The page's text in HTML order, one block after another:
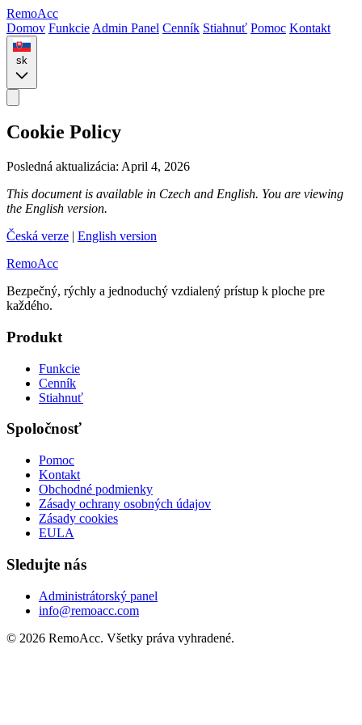
RemoAcc
Domov Funkcie Admin Panel Cenník Stiahnuť Pomoc Kontakt
sk
Cookie Policy
Posledná aktualizácia: April 4, 2026
This document is available in Czech and English. You are viewing
the English version.
Česká verze | English version
RemoAcc
Bezpečný, rýchly a jednoduchý vzdialený prístup k ploche pre
každého.
Produkt
Funkcie
Cenník
Stiahnuť
Spoločnosť
Pomoc
Kontakt
Obchodné podmienky
Zásady ochrany osobných údajov
Zásady cookies
EULA
Sledujte nás
Administrátorský panel
info@remoacc.com
© 2026 RemoAcc. Všetky práva vyhradené.